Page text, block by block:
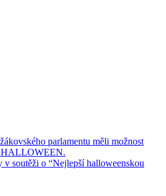
parlamentu měli možnost
HALLOWEEN.
v soutěži o “Nejlepší halloweenskou